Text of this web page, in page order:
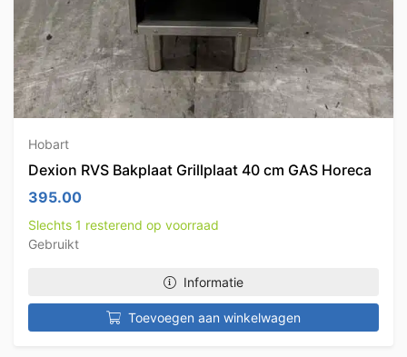
Hobart
Dexion RVS Bakplaat Grillplaat 40 cm GAS Horeca
395.00
Slechts 1 resterend op voorraad
Gebruikt
Informatie
Toevoegen aan winkelwagen